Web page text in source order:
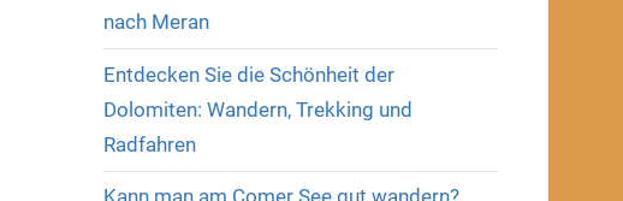
nach Meran
Entdecken Sie die Schönheit der
Dolomiten: Wandern, Trekking und
Radfahren